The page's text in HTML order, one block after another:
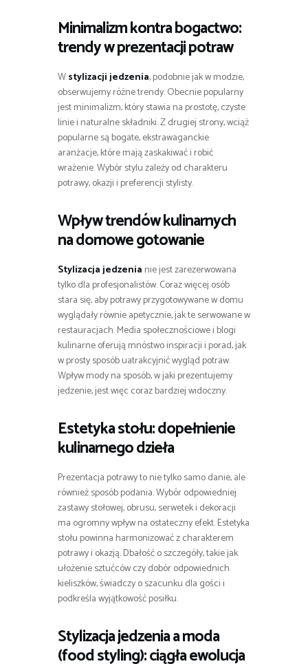
Minimalizm kontra bogactwo:
trendy w prezentacji potraw
Wstylizacji jedzenia, podobnie jak w modzie,
obserwujemy różne trendy. Obecnie popularny
jest minimalizm, który stawia na prostotę, czyste
linie i naturalne składniki. Z drugiej strony, wciąż
popularne są bogate, ekstrawaganckie
aranżacje, które mają zaskakiwać i robić
wrażenie. Wybór stylu zależy od charakteru
potrawy, okazji i preferencji stylisty.
Wpływ trendów kulinarnych
na domowe gotowanie
Stylizacja jedzenia nie jest zarezerwowana
tylko dla profesjonalistów. Coraz więcej osób
stara się, aby potrawy przygotowywane w domu
wyglądały równie apetycznie, jak te serwowane w
restauracjach. Media społecznościowe i blogi
kulinarne oferują mnóstwo inspiracji i porad, jak
w prosty sposób uatrakcyjnić wygląd potraw.
Wpływ mody na sposób, w jaki prezentujemy
jedzenie, jest więc coraz bardziej widoczny.
Estetyka stołu: dopełnienie
kulinarnego dzieła
Prezentacja potrawy to nie tylko samo danie, ale
również sposób podania. Wybór odpowiedniej
zastawy stołowej, obrusu, serwetek i dekoracji
ma ogromny wpływ na ostateczny efekt. Estetyka
stołu powinna harmonizować z charakterem
potrawy i okazją. Dbałość o szczegóły, takie jak
ułożenie sztućców czy dobór odpowiednich
kieliszków, świadczy o szacunku dla gości i
podkreśla wyjątkowość posiłku.
Stylizacja jedzenia a moda
(food styling): ciągła ewolucja